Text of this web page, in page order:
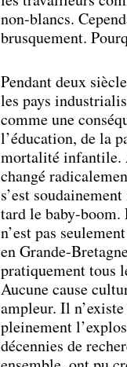
non-blancs.
brusquement.
Pendant deux
les pays
comme une
l’éducation, de la
mortalité infantile.
changé
s’est
tard le baby-boom.
n’est pas
en Grande-
pratiquement tous
Aucune cause
ampleur. Il
pleinement
décennies de